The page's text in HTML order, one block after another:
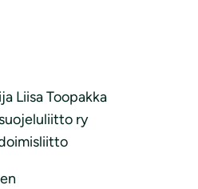
Liisa Toopakka
ry